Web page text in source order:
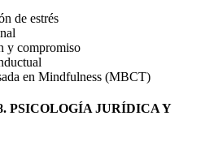
de estrés
y compromiso
en Mindfulness (MBCT)
PSICOLOGÍA JURÍDICA Y